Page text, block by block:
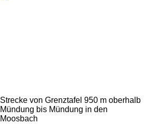
Strecke von Grenztafel 950 m oberhalb
Mündung bis Mündung in den
Moosbach